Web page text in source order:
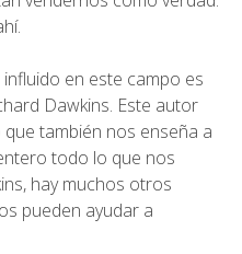
en este campo es
Dawkins. Este autor
también nos enseña a
todo lo que nos
hay muchos otros
pueden ayudar a